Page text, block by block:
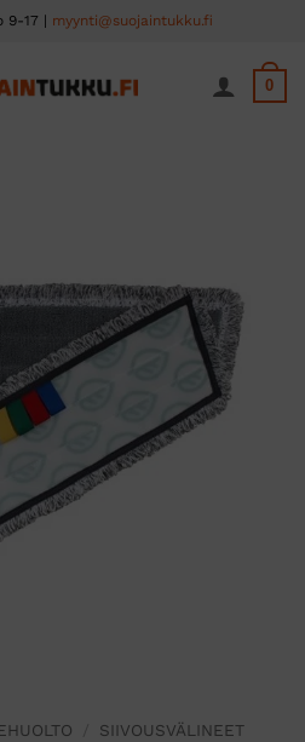
9-17 | myynti@suojaintukku.fi
0
SIIVOUSVÄLINEET